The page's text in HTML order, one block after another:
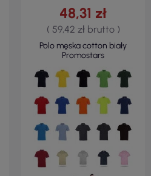
48,31 zł
( 59,42 zł brutto )
Polo męska cotton biały
Promostars